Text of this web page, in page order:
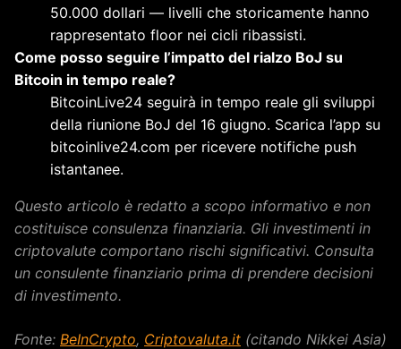
50.000 dollari — livelli che storicamente hanno
rappresentato floor nei cicli ribassisti.
Come posso seguire l’impatto del rialzo BoJ su
Bitcoin in tempo reale?
BitcoinLive24 seguirà in tempo reale gli sviluppi
della riunione BoJ del 16 giugno. Scarica l’app su
bitcoinlive24.com per ricevere notifiche push
istantanee.
Questo articolo è redatto a scopo informativo e non
costituisce consulenza finanziaria. Gli investimenti in
criptovalute comportano rischi significativi. Consulta
un consulente finanziario prima di prendere decisioni
di investimento.
Fonte: BeInCrypto, Criptovaluta.it (citando Nikkei Asia)